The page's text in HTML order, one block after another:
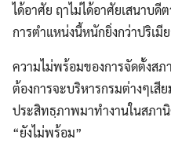
ได้อาศัย ฤาไม่ได้อาศัยเสนาบดี
การตำแหน่งนี้หนักยิ่งกว่าปริเมี
ความไม่พร้อมของการจัดตั้งส
ต้องการจะบริหารกรมต่างๆเสี
ประสิทธฺภาพมาทำงานในสภา
“ยังไม่พร้อม”